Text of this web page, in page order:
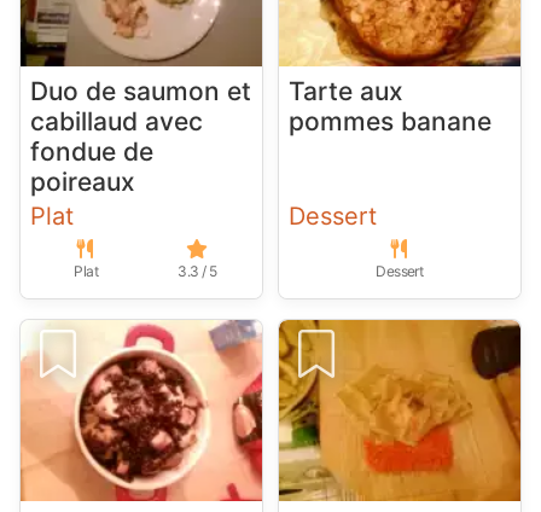
Duo de saumon et
cabillaud avec
fondue de
poireaux
Plat
Plat 3.3 / 5
Tarte aux
pommes banane
Dessert
Dessert